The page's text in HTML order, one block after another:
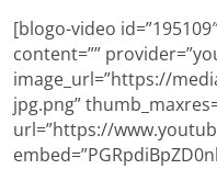
[blogo-video
content=””
image_url=”https://
jpg.png”
url=”https://